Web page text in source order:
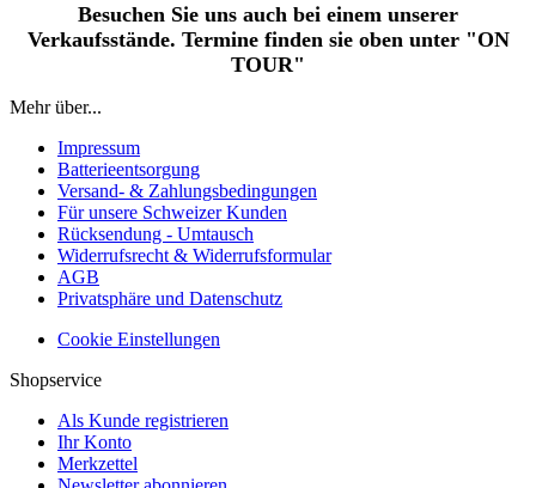
Besuchen Sie uns auch bei einem unserer
Verkaufsstände. Termine finden sie oben unter "ON
TOUR"
Mehr über...
Impressum
Batterieentsorgung
Versand- & Zahlungsbedingungen
Für unsere Schweizer Kunden
Rücksendung - Umtausch
Widerrufsrecht & Widerrufsformular
AGB
Privatsphäre und Datenschutz
Cookie Einstellungen
Shopservice
Als Kunde registrieren
Ihr Konto
Merkzettel